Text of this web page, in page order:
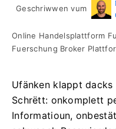
Geschriwwen vum
Online Handelsplattform
Fuerschung Broker
Ufänken klappt dacks
Schrëtt: onkomplett
Informatioun,